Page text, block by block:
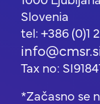
Slovenia
tel: +386 (0)1
Tax no:
*Začasno se